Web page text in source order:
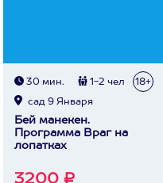
30 мин. 1-2 чел 18+
сад 9 Января
Бей манекен.
Программа Враг на
лопатках
3200 ₽